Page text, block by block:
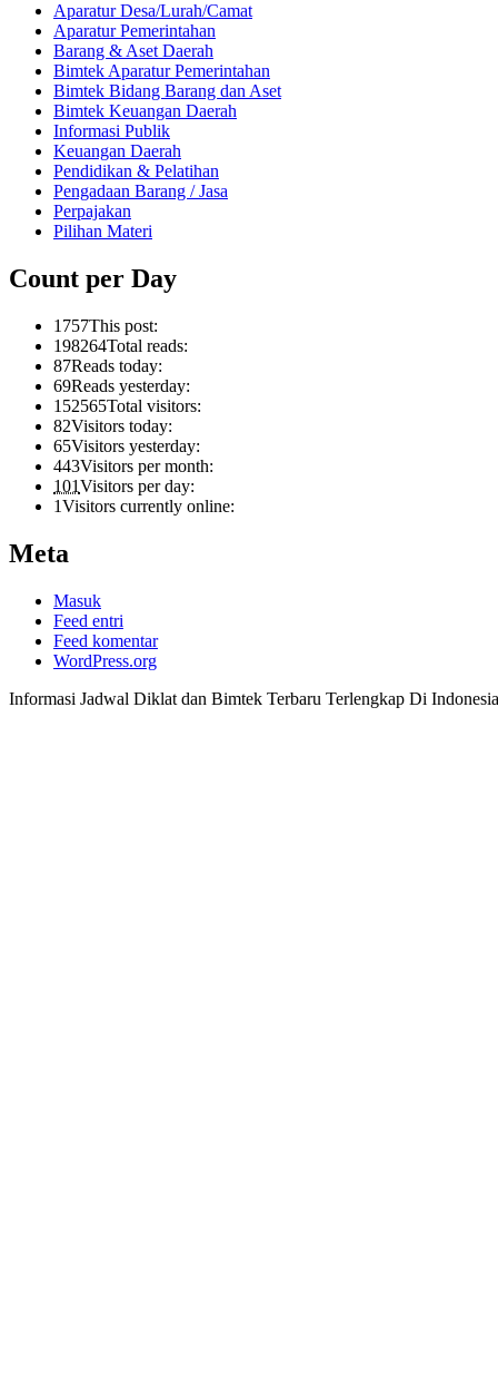
Aparatur Desa/Lurah/Camat
Aparatur Pemerintahan
Barang & Aset Daerah
Bimtek Aparatur Pemerintahan
Bimtek Bidang Barang dan Aset
Bimtek Keuangan Daerah
Informasi Publik
Keuangan Daerah
Pendidikan & Pelatihan
Pengadaan Barang / Jasa
Perpajakan
Pilihan Materi
Count per Day
1757This post:
198264Total reads:
87Reads today:
69Reads yesterday:
152565Total visitors:
82Visitors today:
65Visitors yesterday:
443Visitors per month:
101Visitors per day:
1Visitors currently online:
Meta
Masuk
Feed entri
Feed komentar
WordPress.org
Informasi Jadwal Diklat dan Bimtek Terbaru Terlengkap Di